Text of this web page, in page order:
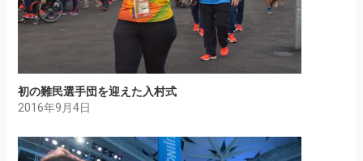
初の難民選手団を迎えた入村式
2016年9月4日